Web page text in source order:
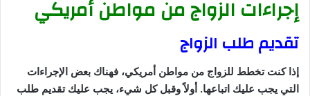
إجراءات الزواج من مواطن أمريكي
تقديم طلب الزواج
إذا كنت تخطط للزواج من مواطن أمريكي، فهناك بعض الإجراءات
التي يجب عليك اتباعها. أولاً وقبل كل شيء، يجب عليك تقديم طلب